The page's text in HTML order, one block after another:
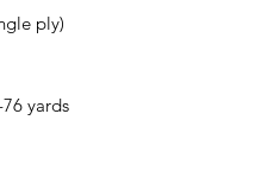
ply)
yards